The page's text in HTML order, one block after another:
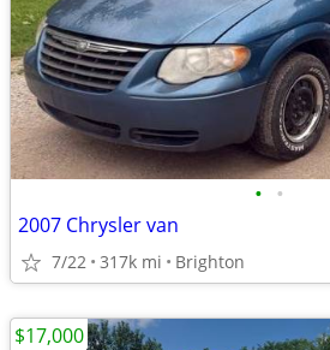
• •
2007 Chrysler van
7/22 317k mi Brighton
$17,000